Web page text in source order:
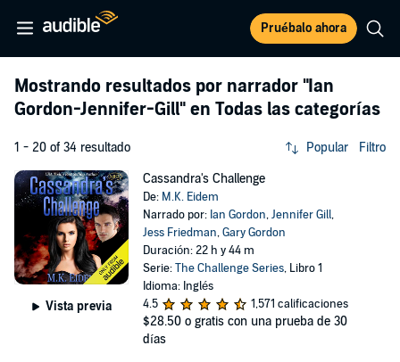
Pruébalo ahora
Mostrando resultados por narrador "Ian
Gordon-Jennifer-Gill" en Todas las categorías
1 - 20 of 34 resultado Popular Filtro
Vista previa
Cassandra's Challenge
De: M.K. Eidem
Narrado por: Ian Gordon,Jennifer Gill,
Jess Friedman,Gary Gordon
Duración: 22 h y 44 m
Serie:The Challenge Series, Libro 1
Idioma: Inglés
4.5
1,571 calificaciones
$28.50 o gratis con una prueba de 30
días